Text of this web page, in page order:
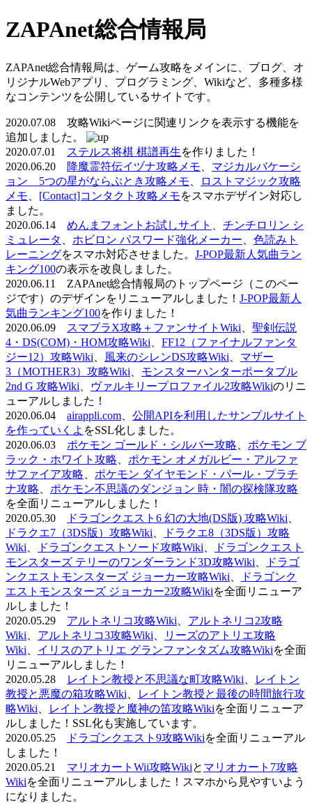
ZAPAnet総合情報局
ZAPAnet総合情報局は、ゲーム攻略をメインに、ブログ、オ
リジナルWebアプリ、プログラミング、Wikiなど、多種多様
なコンテンツを公開しているサイトです。
2020.07.08 攻略Wikiページに関連リンクを表示する機能を
追加しました。
2020.07.01
ステルス将棋 棋譜再生を作りました！
2020.06.20
降魔霊符伝イヅナ攻略メモ
マジカルバケーシ
ョン 5つの星がならぶとき攻略メモ
ロストマジック攻略
メモ
[Contact]コンタクト攻略メモをスマホデザイン対応し
ました。
2020.06.14 めんまフォントお試しサイト
チンチロリン シ
ミュレータ
ホビロン パスワード強化メーカー
色読みト
レーニングをスマホ対応させました。 J-POP最新人気曲ラン
キング100の表示を改良しました。
2020.06.11 ZAPAnet総合情報局のトップページ（このペー
ジです）のデザインをリニューアルしました！ J-POP最新人
気曲ランキング100を作りました！
2020.06.09
スマブラX攻略＋ファンサイトWiki
聖剣伝説
4・DS(COM)・HOM攻略Wiki
FF12（ファイナルファンタ
ジー12）攻略Wiki
風来のシレンDS攻略Wiki
マザー
3（MOTHER3）攻略Wiki
モンスターハンターポータブル
2nd G 攻略Wiki
ヴァルキリープロファイル2攻略Wikiのリニ
ューアルしました！
2020.06.04 airappli.com
公開APIを利用したサンプルサイト
を作っていくよ をSSL化しました。
2020.06.03 ポケモン ゴールド・シルバー攻略
ポケモン ブ
ラック・ホワイト攻略
ポケモン オメガルビー・アルファ
サファイア攻略
ポケモン ダイヤモンド・パール・プラチ
ナ攻略
ポケモン不思議のダンジョン 時・闇の探検隊攻略
を全面リニューアルしました！
2020.05.30
ドラゴンクエスト6 幻の大地(DS版) 攻略Wiki
ドラクエ7（3DS版）攻略Wiki
ドラクエ8（3DS版）攻略
Wiki
ドラゴンクエストソード攻略Wiki
ドラゴンクエスト
モンスターズ テリーのワンダーランド3D攻略Wiki
ドラゴ
ンクエストモンスターズ ジョーカー攻略Wiki
ドラゴンク
エストモンスターズ ジョーカー2攻略Wikiを全面リニューア
ルしました！
2020.05.29 アルトネリコ攻略Wiki
アルトネリコ2攻略
Wiki
アルトネリコ3攻略Wiki
リーズのアトリエ攻略
Wiki
イリスのアトリエ グランファンタズム攻略Wikiを全面
リニューアルしました！
2020.05.28
レイトン教授と不思議な町攻略Wiki
レイトン
教授と悪魔の箱攻略Wiki
レイトン教授と最後の時間旅行攻
略Wiki
レイトン教授と魔神の笛攻略Wikiを全面リニューア
ルしました！SSL化も実施しています。
2020.05.25
ドラゴンクエスト9攻略Wikiを全面リニューアル
しました！
2020.05.21 マリオカートWii攻略Wikiと マリオカート7攻略
Wikiを全面リニューアルしました！スマホから見やすいよう
になりました。